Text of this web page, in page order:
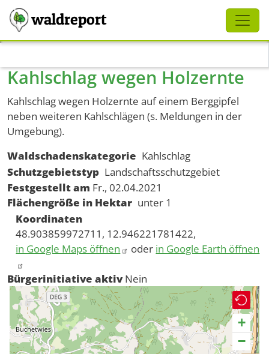
waldreport
Kahlschlag wegen Holzernte
Kahlschlag wegen Holzernte auf einem Berggipfel
neben weiteren Kahlschlägen (s. Meldungen in der
Umgebung).
Waldschadenskategorie Kahlschlag
Schutzgebietstyp Landschaftsschutzgebiet
Festgestellt am Fr., 02.04.2021
Flächengröße in Hektar unter 1
Koordinaten
48.903859972711, 12.946221781422,
in Google Maps öffnen
oder in Google Earth öffnen
Bürgerinitiative aktiv Nein
+
−
Schliessen